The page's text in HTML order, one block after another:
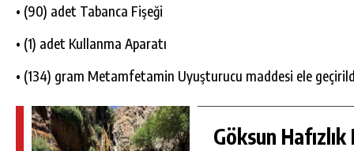
• (90) adet Tabanca Fişeği
• (1) adet Kullanma Aparatı
• (134) gram Metamfetamin Uyuşturucu maddesi ele
Göksun Hafızlık